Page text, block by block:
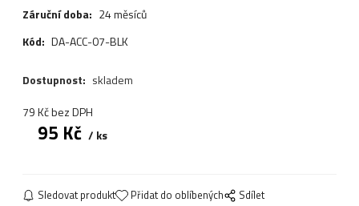
Záruční doba: 24 měsíců
Kód: DA-ACC-07-BLK
Dostupnost: skladem
79Kčbez DPH
95 Kč ks
Sledovat produkt Přidat do oblíbených Sdílet